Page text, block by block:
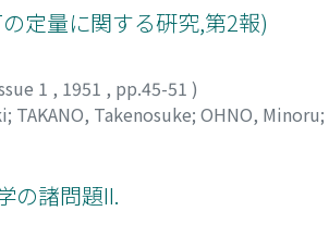
定量に関する硏究,第2報)
1 , 1951 , pp.45-51 )
; TAKANO, Takenosuke; OHNO, Minoru;
の諸問題II.